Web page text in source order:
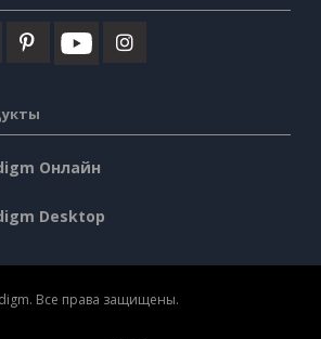
Онлайн
Desktop
Все права защищены.